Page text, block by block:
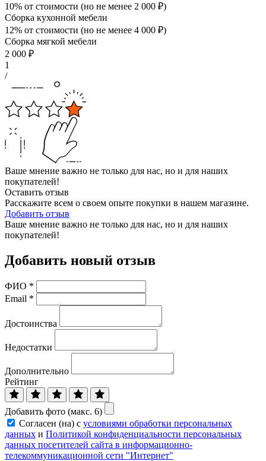
10% от стоимости (но не менее 2 000 ₽)
Сборка кухонной мебели
12% от стоимости (но не менее 4 000 ₽)
Сборка мягкой мебели
2 000 ₽
1
/
Ваше мнение важно не только для нас, но и для наших
покупателей!
Оставить отзыв
Расскажите всем о своем опыте покупки в нашем магазине.
Добавить отзыв
Ваше мнение важно не только для нас, но и для наших
покупателей!
Добавить новый отзыв
ФИО *
Email *
Достоинства
Недостатки
Дополнительно
Рейтинг
Добавить фото (макс. 6)
Согласен (на) с условиями обработки персональных
данных и Политикой конфиденциальности персональных
данных посетителей сайта в информационно-
телекоммуникационной сети "Интернет"